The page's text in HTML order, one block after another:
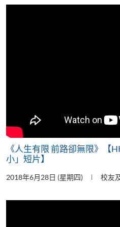
片
《人生有限 前路卻無限》【
小」短片】
2018年6月28日 (星期四) 校友